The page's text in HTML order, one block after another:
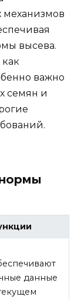
механизмов
высева.
важно
семян и
данные